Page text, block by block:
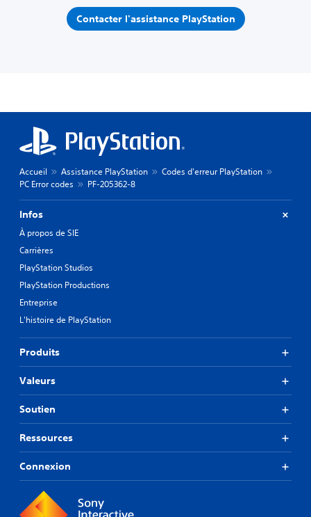
Contacter l'assistance PlayStation
Accueil Assistance PlayStation
Codes d'erreur PlayStation
PC Error codes
PF-205362-8
Infos
À propos de SIE
Carrières
PlayStation Studios
PlayStation Productions
Entreprise
L'histoire de PlayStation
Produits
Valeurs
Soutien
Ressources
Connexion